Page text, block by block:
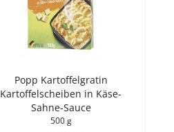
Popp Kartoffelgratin
Kartoffelscheiben in Käse-
Sahne-Sauce
500 g